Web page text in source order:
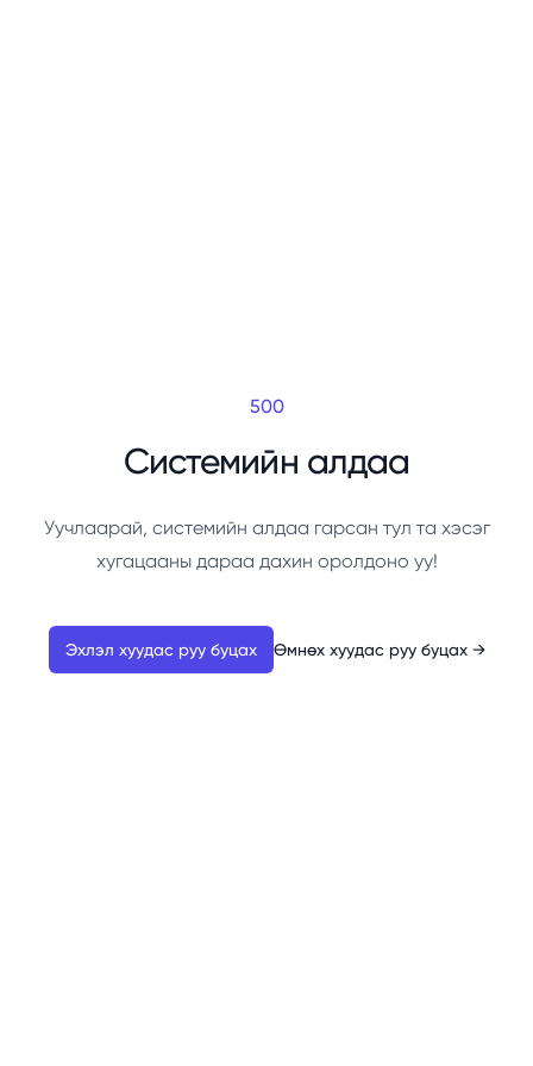
500
Системийн алдаа
Уучлаарай, системийн алдаа гарсан тул та хэсэг
хугацааны дараа дахин оролдоно уу!
Эхлэл хуудас руу буцах Өмнөх хуудас руу буцах →